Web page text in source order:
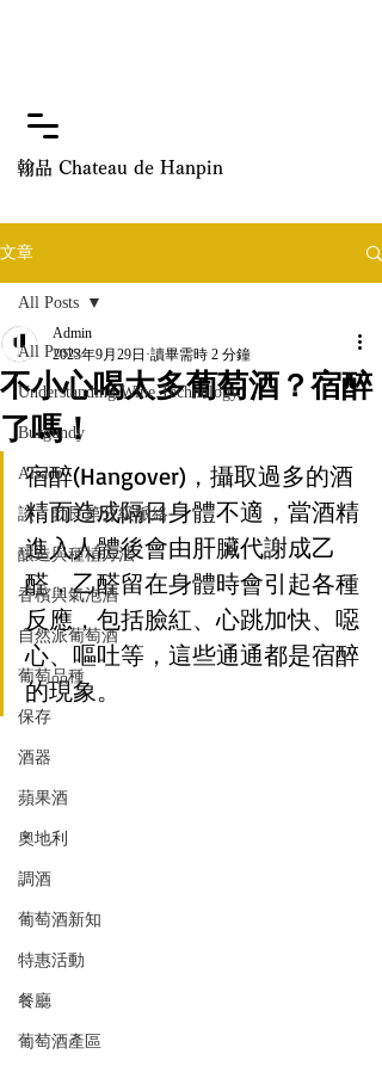
翰品 Chateau de Hanpin
文章
All Posts
Understanding Wine Technology
Burgundy
Alsace
談：勃艮第分級脈絡
釀造與種植方法
香檳與氣泡酒
自然派葡萄酒
葡萄品種
保存
酒器
蘋果酒
奧地利
調酒
葡萄酒新知
特惠活動
餐廳
葡萄酒產區
All Posts
不小心喝太多葡萄酒？宿醉
了嗎！
Admin
2023年9月29日 讀畢需時 2 分鐘
宿醉(Hangover)，攝取過多的酒
精而造成隔日身體不適，當酒精
進入人體後會由肝臟代謝成乙
醛，乙醛留在身體時會引起各種
反應，包括臉紅、心跳加快、噁
心、嘔吐等，這些通通都是宿醉
的現象。